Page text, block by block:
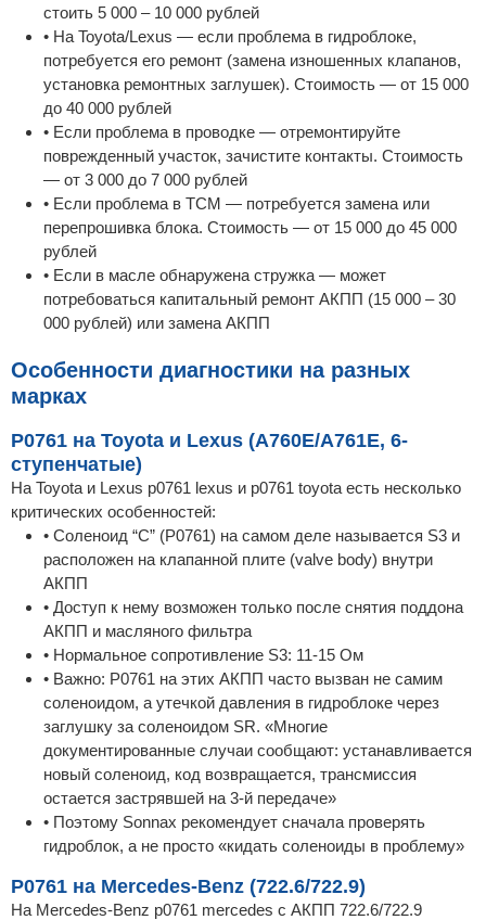
стоить 5 000 – 10 000 рублей
• На Toyota/Lexus — если проблема в гидроблоке,
потребуется его ремонт (замена изношенных клапанов,
установка ремонтных заглушек). Стоимость — от 15 000
до 40 000 рублей
• Если проблема в проводке — отремонтируйте
поврежденный участок, зачистите контакты. Стоимость
— от 3 000 до 7 000 рублей
• Если проблема в TCM — потребуется замена или
перепрошивка блока. Стоимость — от 15 000 до 45 000
рублей
• Если в масле обнаружена стружка — может
потребоваться капитальный ремонт АКПП (15 000 – 30
000 рублей) или замена АКПП
Особенности диагностики на разных
марках
P0761 на Toyota и Lexus (A760E/A761E, 6-
ступенчатые)
На Toyota и Lexus p0761 lexus и p0761 toyota есть несколько
критических особенностей:
• Соленоид “C” (P0761) на самом деле называется S3 и
расположен на клапанной плите (valve body) внутри
АКПП
• Доступ к нему возможен только после снятия поддона
АКПП и масляного фильтра
• Нормальное сопротивление S3: 11-15 Ом
• Важно: P0761 на этих АКПП часто вызван не самим
соленоидом, а утечкой давления в гидроблоке через
заглушку за соленоидом SR. «Многие
документированные случаи сообщают: устанавливается
новый соленоид, код возвращается, трансмиссия
остается застрявшей на 3-й передаче»
• Поэтому Sonnax рекомендует сначала проверять
гидроблок, а не просто «кидать соленоиды в проблему»
P0761 на Mercedes-Benz (722.6/722.9)
На Mercedes-Benz p0761 mercedes с АКПП 722.6/722.9